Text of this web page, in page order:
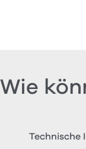
Wie
Technische